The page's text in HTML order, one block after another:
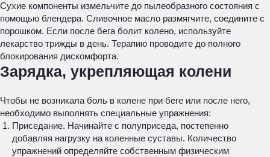
Сухие компоненты измельчите до пылеобразного состояния с
помощью блендера. Сливочное масло размягчите, соедините с
порошком. Если после бега болит колено, используйте
лекарство трижды в день. Терапию проводите до полного
блокирования дискомфорта.
Зарядка, укрепляющая колени
Чтобы не возникала боль в колене при беге или после него,
необходимо выполнять специальные упражнения:
Приседание. Начинайте с полуприседа, постепенно
добавляя нагрузку на коленные суставы. Количество
упражнений определяйте собственным физическим